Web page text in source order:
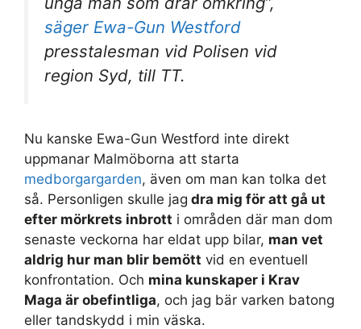
säger Ewa-Gun Westford
presstalesman vid Polisen vid
region Syd, till TT.
Nu kanske Ewa-Gun Westford inte direkt
uppmanar Malmöborna att starta
medborgargarden, även om man kan tolka det
så. Personligen skulle jag dra mig för att gå ut
efter mörkrets inbrott i områden där man dom
senaste veckorna har eldat upp bilar, man vet
aldrig hur man blir bemött vid en eventuell
konfrontation. Och mina kunskaper i Krav
Maga är obefintliga, och jag bär varken batong
eller tandskydd i min väska.